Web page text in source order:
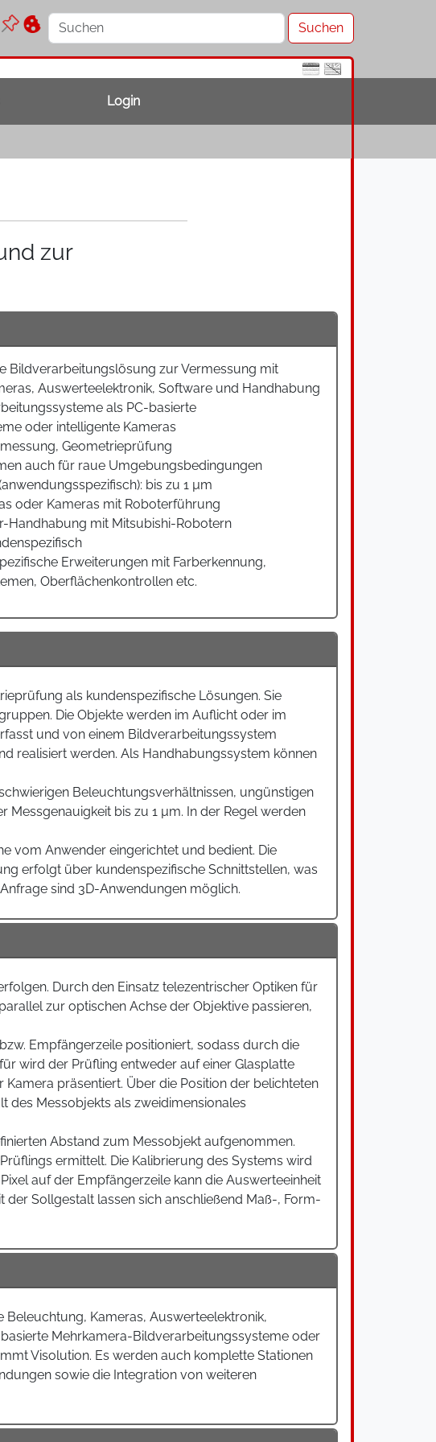
Login
zur
Bildverarbeitungslösung zur Vermessung mit
Auswerteelektronik, Software und Handhabung
als PC-basierte
oder intelligente Kameras
Geometrieprüfung
auch für raue Umgebungsbedingungen
bis zu 1 µm
oder Kameras mit Roboterführung
Handhabung mit Mitsubishi-Robotern
Erweiterungen mit Farberkennung,
Oberflächenkontrollen etc.
als kundenspezifische Lösungen. Sie
Die Objekte werden im Auflicht oder im
und von einem Bildverarbeitungssystem
realisiert werden. Als Handhabungssystem können
Beleuchtungsverhältnissen, ungünstigen
bis zu 1 µm. In der Regel werden
vom Anwender eingerichtet und bedient. Die
erfolgt über kundenspezifische Schnittstellen, was
sind 3D-Anwendungen möglich.
Durch den Einsatz telezentrischer Optiken für
zur optischen Achse der Objektive passieren,
Empfängerzeile positioniert, sodass durch die
wird der Prüfling entweder auf einer Glasplatte
präsentiert. Über die Position der belichteten
des Messobjekts als zweidimensionales
Abstand zum Messobjekt aufgenommen.
ermittelt. Die Kalibrierung des Systems wird
auf der Empfängerzeile kann die Auswerteeinheit
Sollgestalt lassen sich anschließend Maß-, Form-
Kameras, Auswerteelektronik,
Mehrkamera-Bildverarbeitungssysteme oder
Visolution. Es werden auch komplette Stationen
sowie die Integration von weiteren